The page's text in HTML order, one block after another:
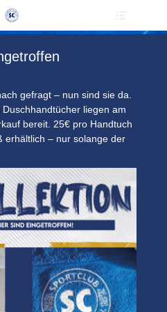
gefragt – nun sind sie da.
liegen am
bereit. 25€ pro Handtuch
erhältlich – nur solange der